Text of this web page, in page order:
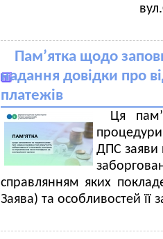
Пам’ятка щодо
надання довідки про
платежів
Ця
ДПС заяви
справлянням яких
Заява) та особливостей її